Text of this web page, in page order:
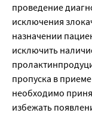
проведение
исключения
назначении
исключить
пропуска в
необходимо
избежать